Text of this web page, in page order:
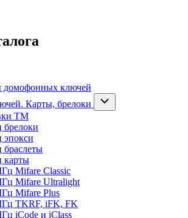
домофонных ключей
Карты, брелоки
ТМ
брелоки
эпокси
браслеты
карты
Mifare Classic
Mifare Ultralight
Mifare Plus
TKRF, iFK, FK
iCode и iClass